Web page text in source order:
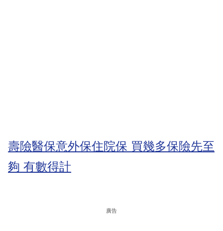
壽險醫保意外保住院保 買幾多保險先至
夠 有數得計
廣告